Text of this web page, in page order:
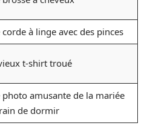
corde à linge avec des pinces
t-shirt troué
photo amusante de la mariée
de dormir